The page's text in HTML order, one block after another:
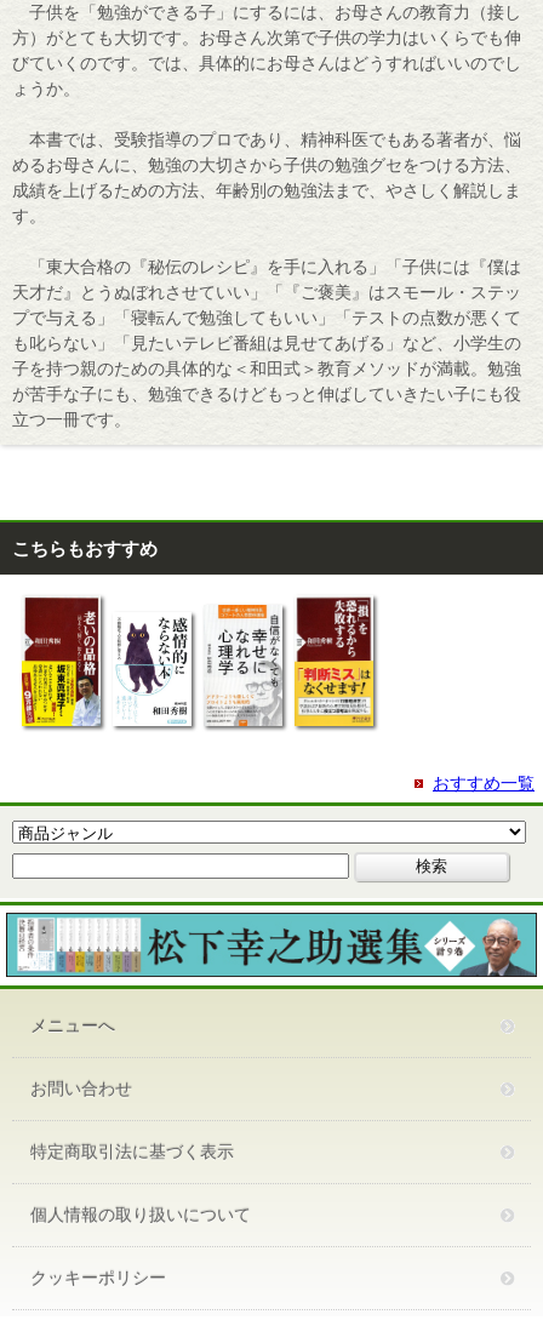
子供を「勉強ができる子」にするには、お母さんの教育力（接し
方）がとても大切です。お母さん次第で子供の学力はいくらでも伸
びていくのです。では、具体的にお母さんはどうすればいいのでし
ょうか。
本書では、受験指導のプロであり、精神科医でもある著者が、悩
めるお母さんに、勉強の大切さから子供の勉強グセをつける方法、
成績を上げるための方法、年齢別の勉強法まで、やさしく解説しま
す。
「東大合格の『秘伝のレシピ』を手に入れる」「子供には『僕は
天才だ』とうぬぼれさせていい」「『ご褒美』はスモール・ステッ
プで与える」「寝転んで勉強してもいい」「テストの点数が悪くて
も叱らない」「見たいテレビ番組は見せてあげる」など、小学生の
子を持つ親のための具体的な＜和田式＞教育メソッドが満載。勉強
が苦手な子にも、勉強できるけどもっと伸ばしていきたい子にも役
立つ一冊です。
こちらもおすすめ
おすすめ一覧
メニューへ
お問い合わせ
特定商取引法に基づく表示
個人情報の取り扱いについて
クッキーポリシー